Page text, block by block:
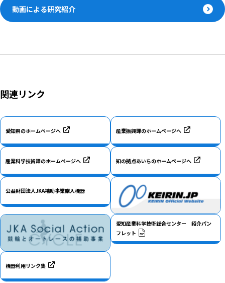
動画による研究紹介
関連リンク
愛知県のホームページへ 産業振興課のホームページへ
産業科学技術課のホームページへ 知の拠点あいちのホームページへ
公益財団法人JKA補助事業購入機器
愛知産業科学技術総合センター 紹介パン
フレット
機器利用リンク集